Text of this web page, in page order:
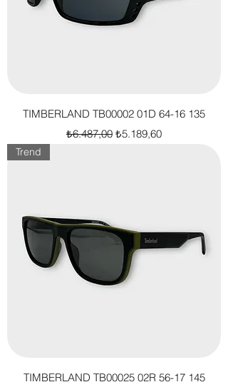
TIMBERLAND TB00002 01D 64-16 135
Normal Fiyat
₺6.487,00 İndirimli Fiyat
₺5.189,60
Trend
TIMBERLAND TB00025 02R 56-17 145